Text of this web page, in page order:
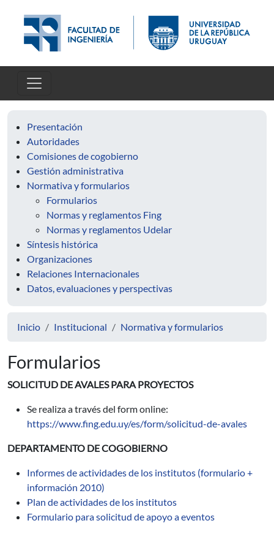
Presentación
Autoridades
Comisiones de cogobierno
Gestión administrativa
Normativa y formularios
Formularios
Normas y reglamentos Fing
Normas y reglamentos Udelar
Síntesis histórica
Organizaciones
Relaciones Internacionales
Datos, evaluaciones y perspectivas
Inicio Institucional Normativa y formularios
Formularios
SOLICITUD DE AVALES PARA PROYECTOS
Se realiza a través del form online:
https://www.fing.edu.uy/es/form/solicitud-de-avales
DEPARTAMENTO DE COGOBIERNO
Informes de actividades de los institutos (formulario +
información 2010)
Plan de actividades de los institutos
Formulario para solicitud de apoyo a eventos